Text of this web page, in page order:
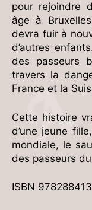
pour rejoindre
âge à
devra fuir à
d’autres
des passeurs
travers la
France et la
Cette histoire
d’une jeune
mondiale, le
des passeurs
ISBN